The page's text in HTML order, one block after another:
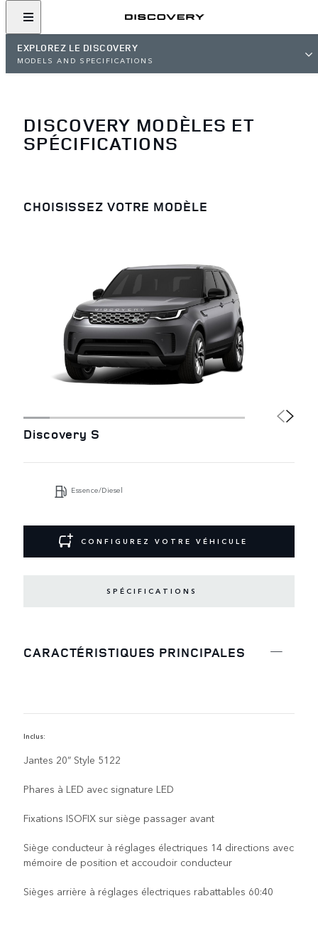
EXPLOREZ LE DISCOVERY
MODELS AND SPECIFICATIONS
DISCOVERY MODÈLES ET
SPÉCIFICATIONS
CHOISISSEZ VOTRE MODÈLE
Discovery S
Essence/Diesel
CONFIGUREZ VOTRE VÉHICULE
SPÉCIFICATIONS
CARACTÉRISTIQUES PRINCIPALES
Inclus:
Jantes 20” Style 5122
Phares à LED avec signature LED
Fixations ISOFIX sur siège passager avant
Siège conducteur à réglages électriques 14 directions avec
mémoire de position et accoudoir conducteur
Sièges arrière à réglages électriques rabattables 60:40